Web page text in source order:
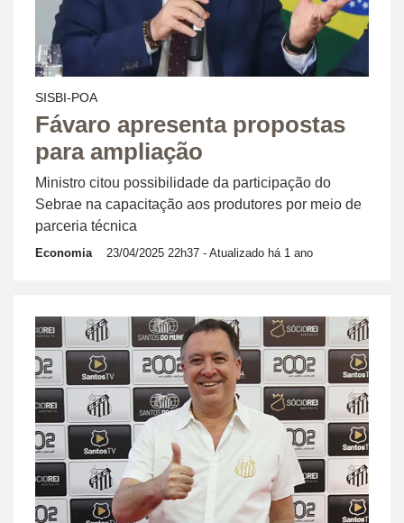
SISBI-POA
Fávaro apresenta propostas
para ampliação
Ministro citou possibilidade da participação do
Sebrae na capacitação aos produtores por meio de
parceria técnica
Economia 23/04/2025 22h37 - Atualizado há 1 ano